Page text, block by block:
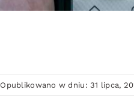
Opublikowano w dniu: 31 lipca,